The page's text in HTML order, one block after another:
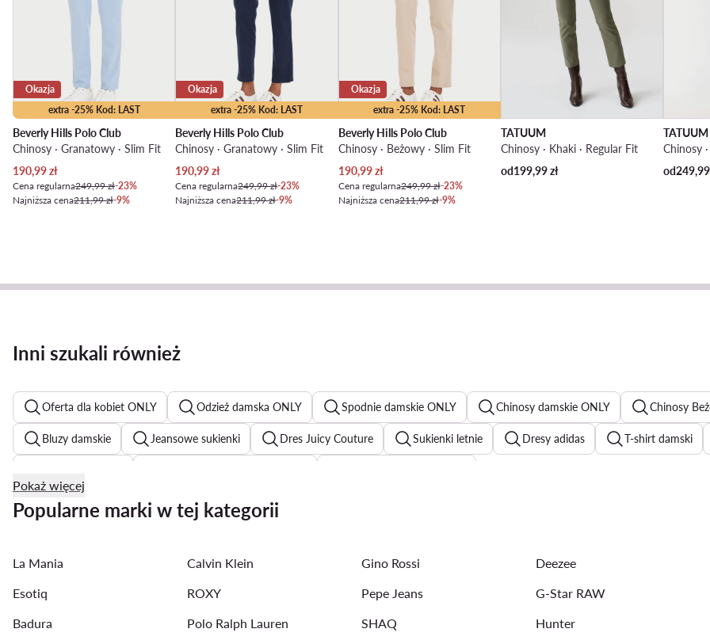
extra -25% Kod: LAST
Okazja
Beverly Hills Polo Club
Chinosy · Granatowy · Slim Fit
Aktualna cena
190,99zł
Cena regularna249,99 zł-23%
Najniższa cena211,99 zł-9%
extra -25% Kod: LAST
Okazja
Beverly Hills Polo Club
Chinosy · Granatowy · Slim Fit
Aktualna cena
190,99zł
Cena regularna249,99 zł-23%
Najniższa cena211,99 zł-9%
extra -25% Kod: LAST
Okazja
Beverly Hills Polo Club
Chinosy · Beżowy · Slim Fit
Aktualna cena
190,99zł
Cena regularna249,99 zł-23%
Najniższa cena211,99 zł-9%
TATUUM
Chinosy · Khaki · Regular Fit
od199,99zł
TATUUM
Chinosy
od249,99
Inni szukali również
Oferta dla kobiet ONLY Odzież damska ONLY Spodnie damskie ONLY Chinosy damskie ONLY Chinosy
Bluzy damskie Jeansowe sukienki Dres Juicy Couture Sukienki letnie Dresy adidas T-shirt damski
Marynarki oversize damskie Sukienki koktajlowe
Trencze damskie Eleganckie bluzki damskie
Pokaż więcej
Popularne marki w tej kategorii
La Mania Calvin Klein Gino Rossi
Deezee
Esotiq
ROXY Pepe Jeans
G-Star RAW
Badura
Polo Ralph Lauren SHAQ
Hunter